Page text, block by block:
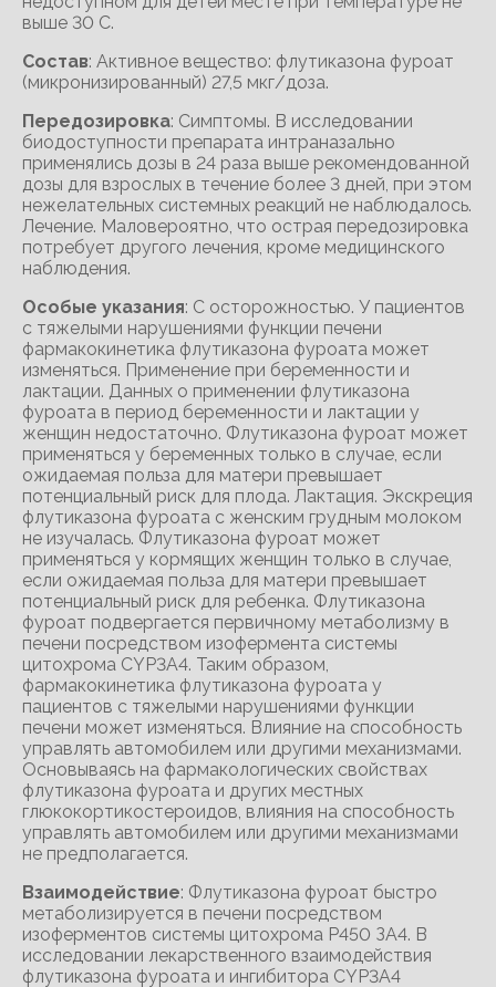
выше 30 С.
Состав: Активное вещество: флутиказона фуроат
(микронизированный) 27,5 мкг/доза.
Передозировка: Симптомы. В исследовании
биодоступности препарата интраназально
применялись дозы в 24 раза выше рекомендованной
дозы для взрослых в течение более 3 дней, при этом
нежелательных системных реакций не наблюдалось.
Лечение. Маловероятно, что острая передозировка
потребует другого лечения, кроме медицинского
наблюдения.
Особые указания: С осторожностью. У пациентов
с тяжелыми нарушениями функции печени
фармакокинетика флутиказона фуроата может
изменяться. Применение при беременности и
лактации. Данных о применении флутиказона
фуроата в период беременности и лактации у
женщин недостаточно. Флутиказона фуроат может
применяться у беременных только в случае, если
ожидаемая польза для матери превышает
потенциальный риск для плода. Лактация. Экскреция
флутиказона фуроата с женским грудным молоком
не изучалась. Флутиказона фуроат может
применяться у кормящих женщин только в случае,
если ожидаемая польза для матери превышает
потенциальный риск для ребенка. Флутиказона
фуроат подвергается первичному метаболизму в
печени посредством изофермента системы
цитохрома CYP3A4. Таким образом,
фармакокинетика флутиказона фуроата у
пациентов с тяжелыми нарушениями функции
печени может изменяться. Влияние на способность
управлять автомобилем или другими механизмами.
Основываясь на фармакологических свойствах
флутиказона фуроата и других местных
глюкокортикостероидов, влияния на способность
управлять автомобилем или другими механизмами
не предполагается.
Взаимодействие: Флутиказона фуроат быстро
метаболизируется в печени посредством
изоферментов системы цитохрома Р450 ЗА4. В
исследовании лекарственного взаимодействия
флутиказона фуроата и ингибитора CYP3A4